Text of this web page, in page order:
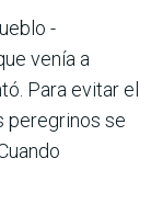
-
venía a
Para evitar el
peregrinos se